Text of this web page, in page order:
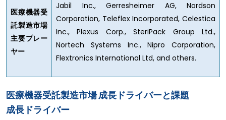
医療機器受
託製造市場
主要プレー
ヤー
Jabil Inc., Gerresheimer AG, Nordson
Corporation, Teleflex Incorporated, Celestica
Inc., Plexus Corp., SteriPack Group Ltd.,
Nortech Systems Inc., Nipro Corporation,
Flextronics International Ltd, and others.
医療機器受託製造市場 成長ドライバーと課題
成長ドライバー